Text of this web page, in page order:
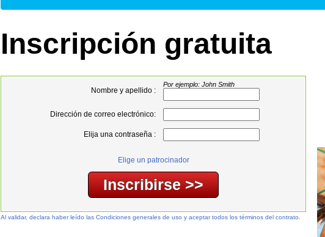
Inscripción gratuita
Nombre y apellido :
Por ejemplo: John Smith
Dirección de correo electrónico:
Elija una contraseña :
Elige un patrocinador
Al validar, declara haber leído las Condiciones generales de uso y aceptar todos los términos del contrato.